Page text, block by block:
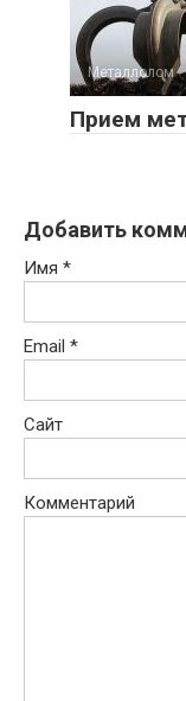
Металлолом
Прием
Добавить
Имя *
Email *
Сайт
Комментарий